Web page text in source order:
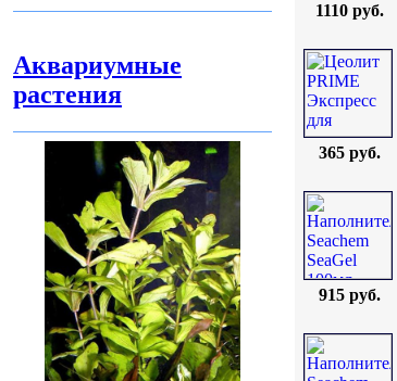
Аквариумные
растения
1110 руб.
365 руб.
915 руб.